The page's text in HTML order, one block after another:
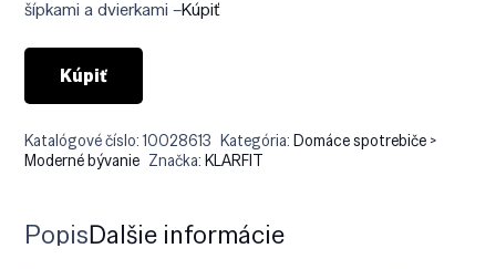
€139.90.€89.90.
šípkami a dvierkami –Kúpiť
Kúpiť
Katalógové číslo:10028613 Kategória:Domáce spotrebiče >
Moderné bývanie Značka:KLARFIT
PopisĎalšie informácie